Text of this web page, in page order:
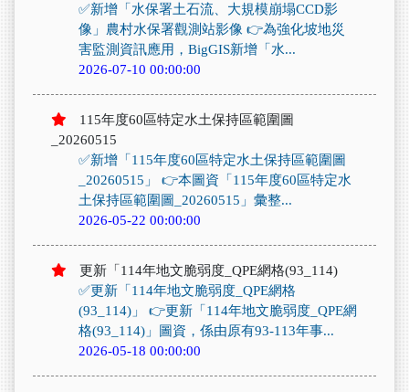
✅新增「水保署土石流、大規模崩塌CCD影
像」農村水保署觀測站影像 👉為強化坡地災
害監測資訊應用，BigGIS新增「水...
2026-07-10 00:00:00
115年度60區特定水土保持區範圍圖
_20260515
✅新增「115年度60區特定水土保持區範圍圖
_20260515」 👉本圖資「115年度60區特定水
土保持區範圍圖_20260515」彙整...
2026-05-22 00:00:00
更新「114年地文脆弱度_QPE網格(93_114)
✅更新「114年地文脆弱度_QPE網格
(93_114)」 👉更新「114年地文脆弱度_QPE網
格(93_114)」圖資，係由原有93-113年事...
2026-05-18 00:00:00